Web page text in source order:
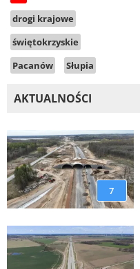
drogi krajowe
świętokrzyskie
Pacanów
Słupia
AKTUALNOŚCI
7